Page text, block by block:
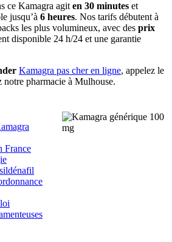
ce Kamagra agit en 30 minutes et
jusqu’à 6 heures. Nos tarifs débutent à
les plus volumineux, avec des prix
disponible 24 h/24 et une garantie
Kamagra pas cher en ligne, appelez le
notre pharmacie à Mulhouse.
France